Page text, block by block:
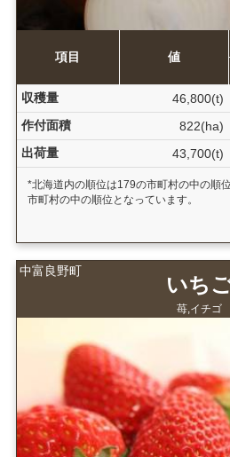
項目 値
収穫量
46,800(t)
作付面積
822(ha)
出荷量
43,700(t)
*北海道内の順位は179の市町村の中の順
市町村の中の順位となっています。
中富良野町
いち
苺,イチゴ